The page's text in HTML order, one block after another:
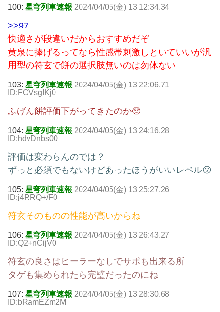
100: 星穹列車速報 2024/04/05(金) 13:12:34.34
>>97
快適さが段違いだからおすすめだぞ
黄泉に捧げるってなら性感帯刺激しといていいが汎
用型の符玄で餅の選択肢無いのは勿体ない
103: 星穹列車速報 2024/04/05(金) 13:22:06.71
ID:FOVsgIKj0
ふげん餅評価下がってきたのか🥺
104: 星穹列車速報 2024/04/05(金) 13:24:16.28
ID:hdvDnbs00
評価は変わらんのでは？
ずっと必須でもないけどあったほうがいいレベル😗
105: 星穹列車速報 2024/04/05(金) 13:25:27.26
ID:j4RRQ+/F0
符玄そのものの性能が高いからね
106: 星穹列車速報 2024/04/05(金) 13:26:43.27
ID:Q2+nCijV0
符玄の良さはヒーラーなしでサポも出来る所
タゲも集められたら完璧だったのにね
107: 星穹列車速報 2024/04/05(金) 13:28:30.68
ID:bRamEZm2M